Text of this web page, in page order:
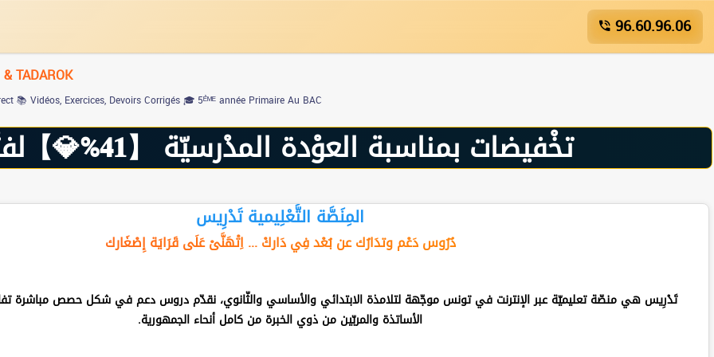
96.60.96.06
TADAROK
📚 Vidéos, Exercices, Devoirs Corrigés🎓 5ᴱ̀ᴹᴱ année Primaire Au BAC
🎁 تخْفيضات بمناسبة العوْدة المدْرسيّة 【𝟒𝟏%💎】لفتْرة محْدودة + 🚀 تجْرِبة مجانيّة –
المِنَصَّة التَّعْلِيمية تَدْرِيس
دُرُوس دَعْم وتدَارُك عن بُعْدفِي دَاركْ ... اِتْهَنَّىْ عَلَى قَرَايَة إِصْغَارك
تَدْرِيس هي منصّة تعليميّة عبر الإنترنت في تونس موجّهة لتلامذة الابتدائي والأساسي والثّانوي، نقدّم دروس دعم في شكل حصص مباشرة
الأساتذة والمربّين من ذوي الخبرة من كامل أنحاء الجمهورية.